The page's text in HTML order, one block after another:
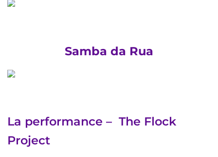
Samba da Rua
La performance – The Flock
Project